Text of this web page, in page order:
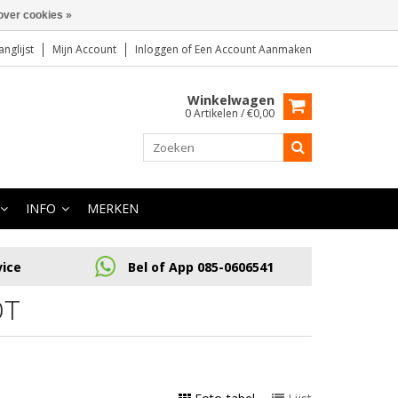
Mijn Account Inloggen of Een Account Aanmaken
Winkelwagen
0 Artikelen / €0,00
INFO MERKEN
Bel of App 085-0606541
cookies »